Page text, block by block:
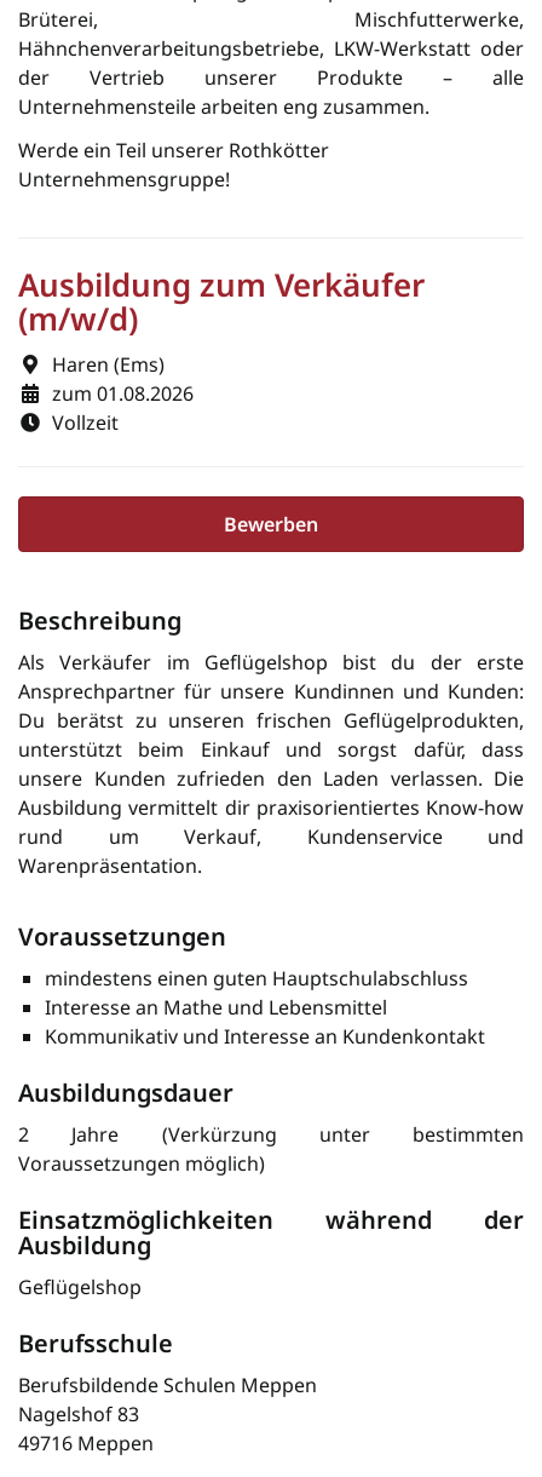
Ausbildung zum Verkäufer
(m/w/d)
Haren (Ems)
zum 01.08.2026
Vollzeit
Bewerben
Brüterei, Mischfutterwerke,
Hähnchenverarbeitungsbetriebe, LKW-Werkstatt oder
der Vertrieb unserer Produkte – alle
Unternehmensteile arbeiten eng zusammen.
Werde ein Teil unserer Rothkötter
Unternehmensgruppe!
Beschreibung
Als Verkäufer im Geflügelshop bist du der erste
Ansprechpartner für unsere Kundinnen und Kunden:
Du berätst zu unseren frischen Geflügelprodukten,
unterstützt beim Einkauf und sorgst dafür, dass
unsere Kunden zufrieden den Laden verlassen. Die
Ausbildung vermittelt dir praxisorientiertes Know-how
rund um Verkauf, Kundenservice und
Warenpräsentation.
Voraussetzungen
mindestens einen guten Hauptschulabschluss
Interesse an Mathe und Lebensmittel
Kommunikativ und Interesse an Kundenkontakt
Ausbildungsdauer
2 Jahre (Verkürzung unter bestimmten
Voraussetzungen möglich)
Einsatzmöglichkeiten während der
Ausbildung
Geflügelshop
Berufsschule
Berufsbildende Schulen Meppen
Nagelshof 83
49716 Meppen